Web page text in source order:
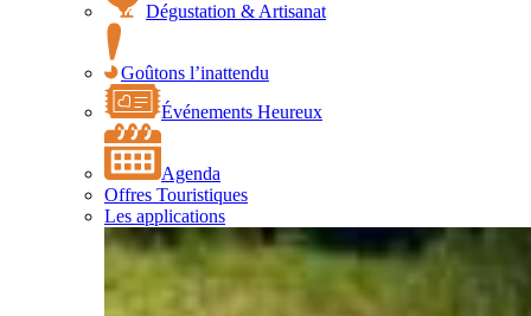
Dégustation & Artisanat
Goûtons l’inattendu
Événements Heureux
Agenda
Offres Touristiques
Les applications